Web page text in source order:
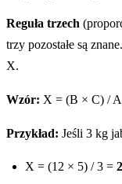
Reguła trzech
trzy pozostałe są
X.
Wzór: X = (B × C) / A
Przykład: Jeśli 3 kg
X = (12 × 5) / 3 =